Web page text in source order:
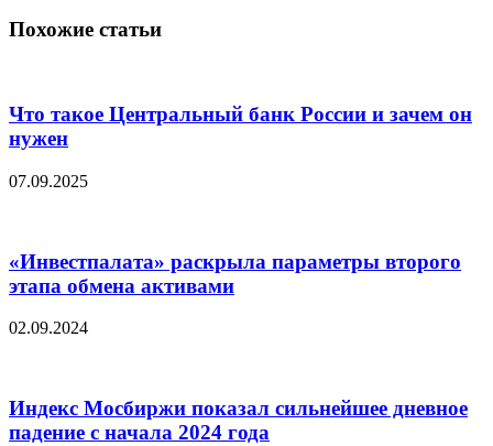
Похожие статьи
Что такое Центральный банк России и зачем он
нужен
07.09.2025
«Инвестпалата» раскрыла параметры второго
этапа обмена активами
02.09.2024
Индекс Мосбиржи показал сильнейшее дневное
падение с начала 2024 года